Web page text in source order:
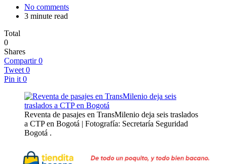
No comments
3 minute read
Total
0
Shares
Compartir 0
Tweet 0
Pin it 0
Reventa de pasajes en TransMilenio deja seis traslados
a CTP en Bogotá | Fotografía: Secretaría Seguridad
Bogotá .